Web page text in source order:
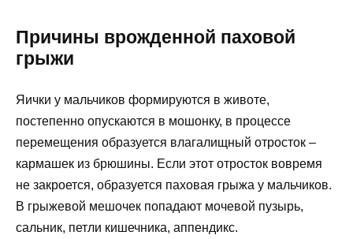
Причины врожденной паховой
грыжи
Яички у мальчиков формируются в животе,
постепенно опускаются в мошонку, в процессе
перемещения образуется влагалищный отросток –
кармашек из брюшины. Если этот отросток вовремя
не закроется, образуется паховая грыжа у мальчиков.
В грыжевой мешочек попадают мочевой пузырь,
сальник, петли кишечника, аппендикс.